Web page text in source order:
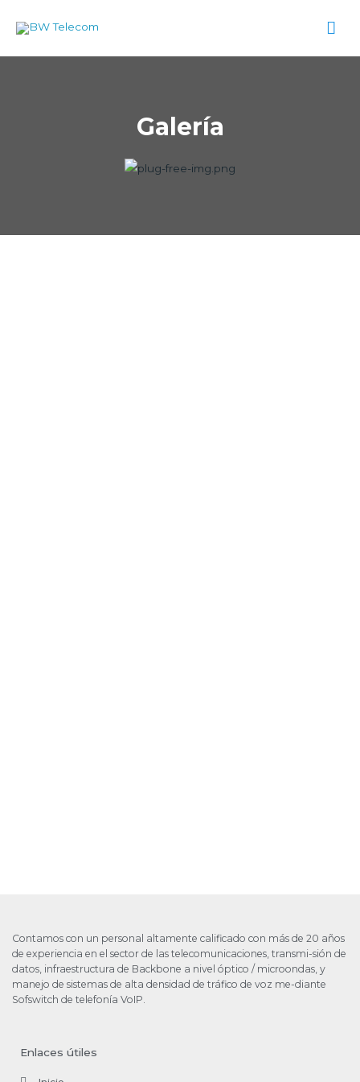
Galería
Contamos con un personal altamente calificado con más de 20 años
de experiencia en el sector de las telecomunicaciones, transmi-sión de
datos, infraestructura de Backbone a nivel óptico / microondas, y
manejo de sistemas de alta densidad de tráfico de voz me-diante
Sofswitch de telefonía VoIP.
Enlaces útiles